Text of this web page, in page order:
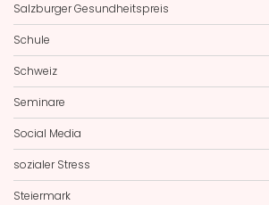
Salzburger Gesundheitspreis
Schule
Schweiz
Seminare
Social Media
sozialer Stress
Steiermark